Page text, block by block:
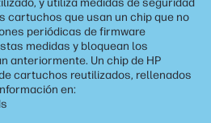
y utiliza medidas de seguridad
cartuchos que usan un chip que no
periódicas de firmware
medidas y bloquean los
anteriormente. Un chip de HP
cartuchos reutilizados, rellenados
en: